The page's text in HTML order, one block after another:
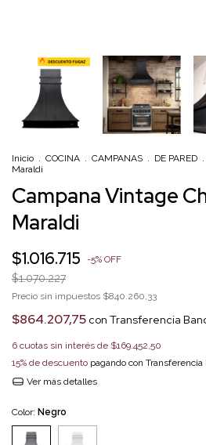
Inicio . COCINA . CAMPANAS . DE PARED .
Maraldi
Campana Vintage
Maraldi
$1.016.715 -5% OFF
$1.070.227
Precio sin impuestos $840.260,33
$864.207,75 con Transferencia
6 cuotas sin interés de $169.452,50
15% de descuento pagando con Transferencia
Ver más detalles
Color: Negro